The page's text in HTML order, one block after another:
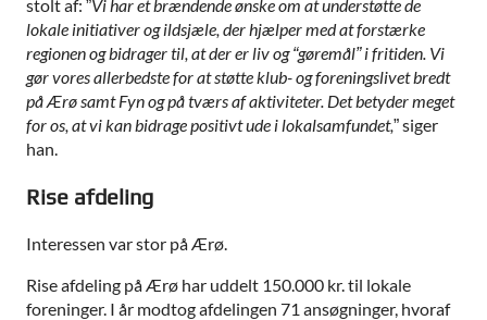
stolt af: ”Vi har et brændende ønske om at understøtte de
lokale initiativer og ildsjæle, der hjælper med at forstærke
regionen og bidrager til, at der er liv og “gøremål” i fritiden. Vi
gør vores allerbedste for at støtte klub- og foreningslivet bredt
på Ærø samt Fyn og på tværs af aktiviteter. Det betyder meget
for os, at vi kan bidrage positivt ude i lokalsamfundet,” siger
han.
Rise afdeling
Interessen var stor på Ærø.
Rise afdeling på Ærø har uddelt 150.000 kr. til lokale
foreninger. I år modtog afdelingen 71 ansøgninger, hvoraf